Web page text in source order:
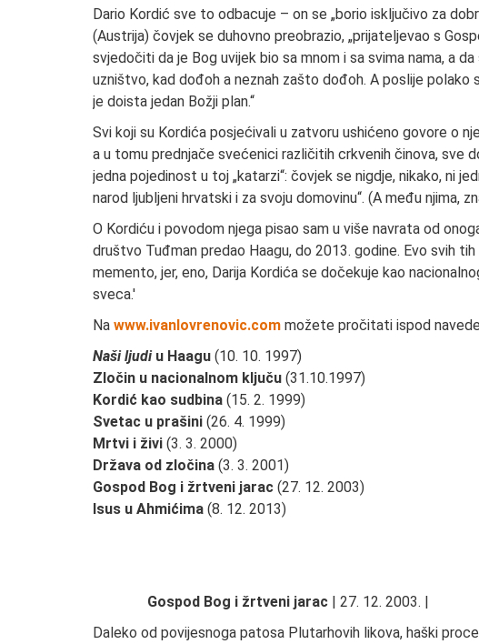
Dario Kordić sve to odbacuje – on se „borio isključivo za
(Austrija) čovjek se duhovno preobrazio, „prijateljevao s
svjedočiti da je Bog uvijek bio sa mnom i sa svima nama, a
uzništvo, kad dođoh a neznah zašto dođoh. A poslije polako
je doista jedan Božji plan.“
Svi koji su Kordića posjećivali u zatvoru ushićeno govore o
a u tomu prednjače svećenici različitih crkvenih činova, sve
jedna pojedinost u toj „katarzi“: čovjek se nigdje, nikako, ni
narod ljubljeni hrvatski i za svoju domovinu“. (A među njima,
O Kordiću i povodom njega pisao sam u više navrata od
društvo Tuđman predao Haagu, do 2013. godine. Evo svih
memento, jer, eno, Darija Kordića se dočekuje kao
sveca.'
Na www.ivanlovrenovic.com možete pročitati ispod
Naši ljudiu Haagu (10. 10. 1997)
Zločin u nacionalnom ključu (31.10.1997)
Kordić kao sudbina (15. 2. 1999)
Svetac u prašini (26. 4. 1999)
Mrtvi i živi (3. 3. 2000)
Država od zločina (3. 3. 2001)
Gospod Bog i žrtveni jarac (27. 12. 2003)
Isus u Ahmićima (8. 12. 2013)
Gospod Bog i žrtveni jarac | 27. 12. 2003. |
Daleko od povijesnoga patosa Plutarhovih likova, haški